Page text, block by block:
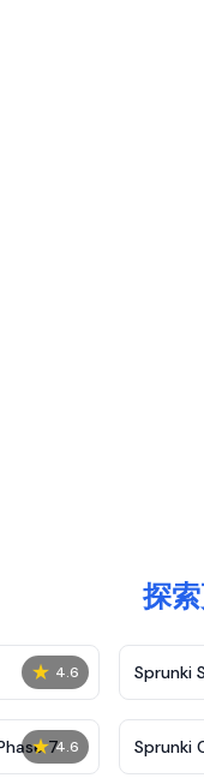
探
★ 4.6 Sprunki
★ 4.6
7 Sprunki